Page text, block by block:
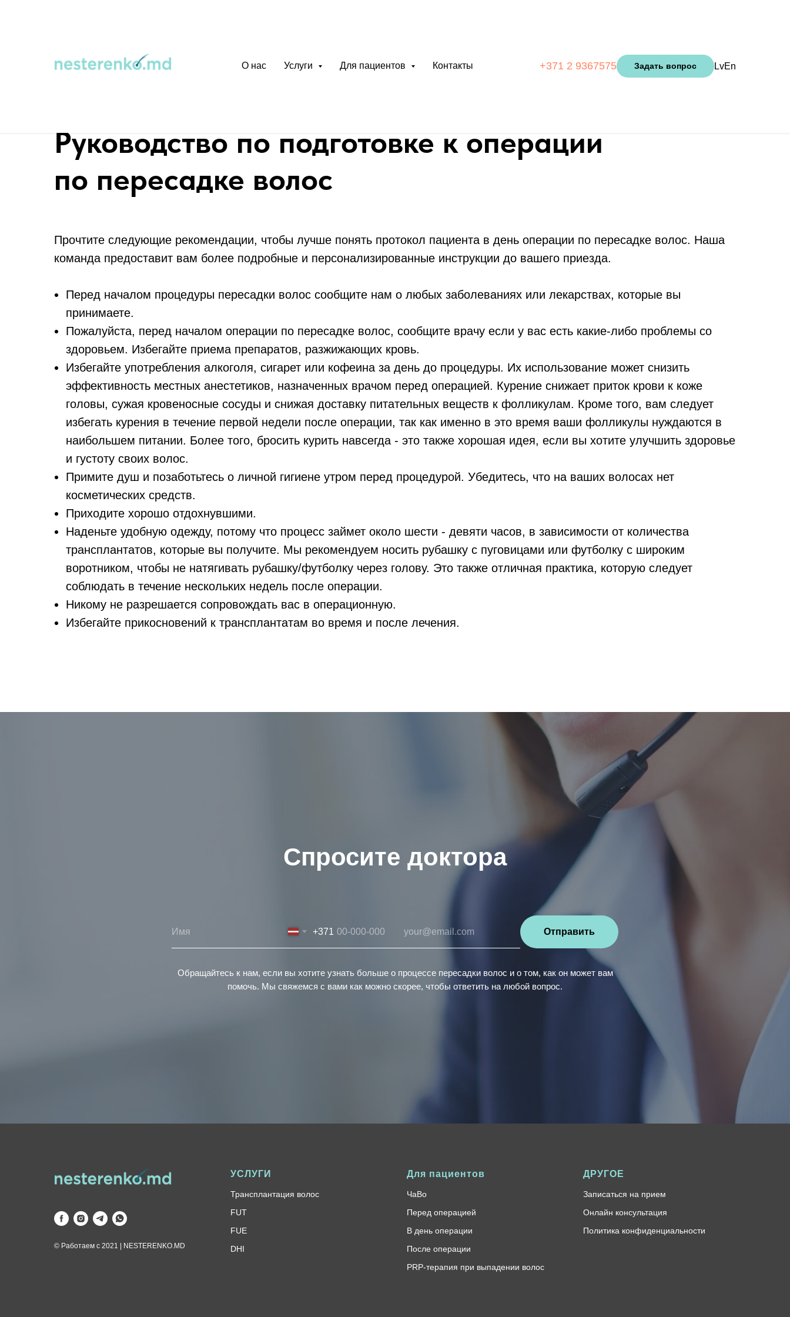
О нас Услуги Для пациентов Контакты +371 2 9367575 Задать вопрос LvEn
Руководство по подготовке к операции
по пересадке волос
Прочтите следующие рекомендации, чтобы лучше понять протокол пациента в день операции по пересадке волос. Наша
команда предоставит вам более подробные и персонализированные инструкции до вашего приезда.
Перед началом процедуры пересадки волос сообщите нам о любых заболеваниях или лекарствах, которые вы
принимаете.
Пожалуйста, перед началом операции по пересадке волос, сообщите врачу если у вас есть какие-либо проблемы со
здоровьем. Избегайте приема препаратов, разжижающих кровь.
Избегайте употребления алкоголя, сигарет или кофеина за день до процедуры. Их использование может снизить
эффективность местных анестетиков, назначенных врачом перед операцией. Курение снижает приток крови к коже
головы, сужая кровеносные сосуды и снижая доставку питательных веществ к фолликулам. Кроме того, вам следует
избегать курения в течение первой недели после операции, так как именно в это время ваши фолликулы нуждаются в
наибольшем питании. Более того, бросить курить навсегда - это также хорошая идея, если вы хотите улучшить здоровье
и густоту своих волос.
Примите душ и позаботьтесь о личной гигиене утром перед процедурой. Убедитесь, что на ваших волосах нет
косметических средств.
Приходите хорошо отдохнувшими.
Наденьте удобную одежду, потому что процесс займет около шести - девяти часов, в зависимости от количества
трансплантатов, которые вы получите. Мы рекомендуем носить рубашку с пуговицами или футболку с широким
воротником, чтобы не натягивать рубашку/футболку через голову. Это также отличная практика, которую следует
соблюдать в течение нескольких недель после операции.
Никому не разрешается сопровождать вас в операционную.
Избегайте прикосновений к трансплантатам во время и после лечения.
Спросите доктора
+371 Отправить
Обращайтесь к нам, если вы хотите узнать больше о процессе пересадки волос и о том, как он может вам
помочь. Мы свяжемся с вами как можно скорее, чтобы ответить на любой вопрос.
© Работаем с 2021 | NESTERENKO.MD
УСЛУГИ
Трансплантация волос
FUT
FUE
DHI
Для пациентов
ЧаВо
Перед операцией
В день операции
После операции
PRP-терапия при выпадении волос
ДРУГОЕ
Записаться на прием
Онлайн консультация
Политика конфиденциальности